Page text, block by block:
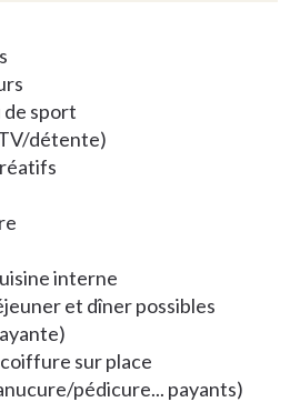
een zeer
met zicht op het water
is
afgewerkt
onroerende
de sport
détente)
interne
et dîner possibles
sur place
pédicure... payants)